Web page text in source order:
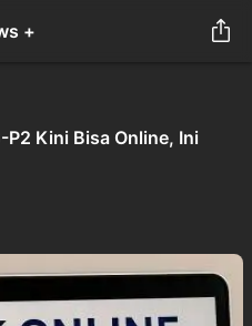
+
P2 Kini Bisa Online, Ini